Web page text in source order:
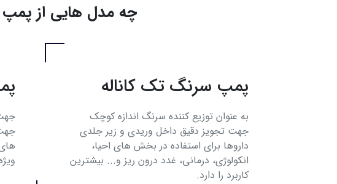
چه مدل‌ هایی از پمپ
پمپ سرنگ تک کاناله
به عنوان توزیع کننده سرنگ اندازه کوچک
جهت تجویز دقیق داخل وریدی و زیر جلدی
داروها برای استفاده در بخش های احیا،
انکولوژی، درمانی، غدد درون ریز و... بیشترین
کاربرد را دارد.